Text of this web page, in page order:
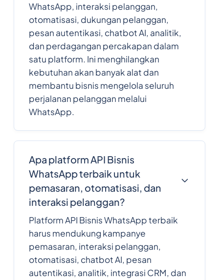
WhatsApp, interaksi pelanggan,
otomatisasi, dukungan pelanggan,
pesan autentikasi, chatbot AI, analitik,
dan perdagangan percakapan dalam
satu platform. Ini menghilangkan
kebutuhan akan banyak alat dan
membantu bisnis mengelola seluruh
perjalanan pelanggan melalui
WhatsApp.
Apa platform API Bisnis
WhatsApp terbaik untuk
pemasaran, otomatisasi, dan
interaksi pelanggan?
Platform API Bisnis WhatsApp terbaik
harus mendukung kampanye
pemasaran, interaksi pelanggan,
otomatisasi, chatbot AI, pesan
autentikasi, analitik, integrasi CRM, dan